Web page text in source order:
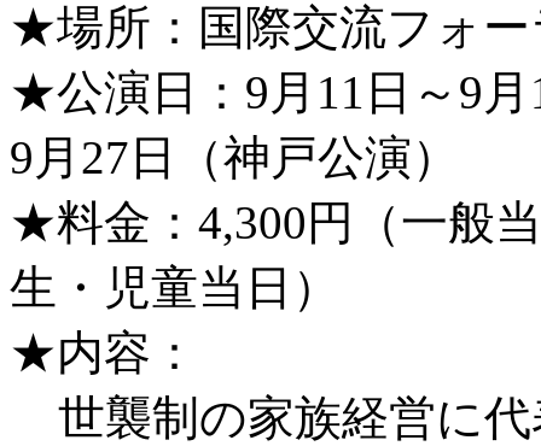
★場所：国際交流フォー
★公演日：9月11日～9
9月27日（神戸公演）
★料金：4,300円（一般
生・児童当日）
★内容：
世襲制の家族経営に